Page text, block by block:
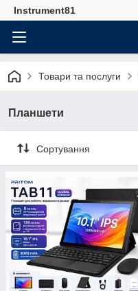
Instrument81
Товари та послуги
Планшети
Сортування